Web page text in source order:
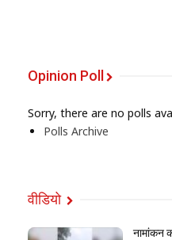
Opinion Poll
Sorry, there are no polls
Polls Archive
वीडियो
नामांकन